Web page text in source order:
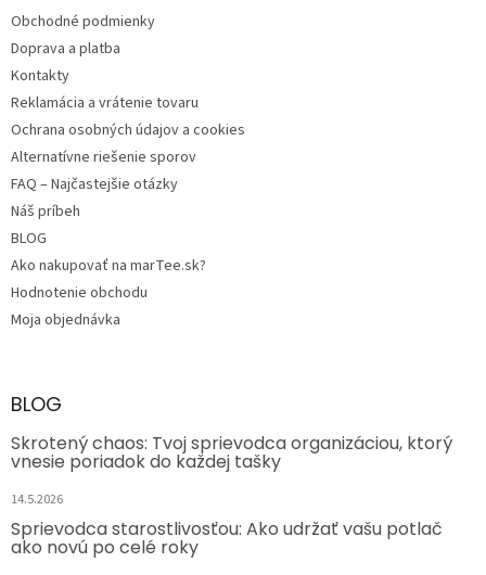
e
Obchodné podmienky
Doprava a platba
Kontakty
Reklamácia a vrátenie tovaru
Ochrana osobných údajov a cookies
Alternatívne riešenie sporov
FAQ – Najčastejšie otázky
Náš príbeh
BLOG
Ako nakupovať na marTee.sk?
Hodnotenie obchodu
Moja objednávka
BLOG
Skrotený chaos: Tvoj sprievodca organizáciou, ktorý
vnesie poriadok do každej tašky
14.5.2026
Sprievodca starostlivosťou: Ako udržať vašu potlač
ako novú po celé roky